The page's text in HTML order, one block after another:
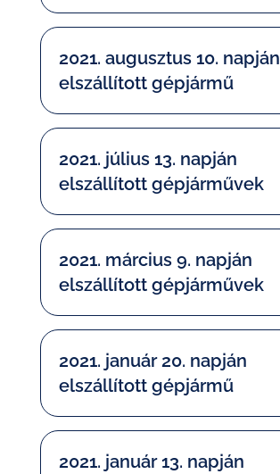
2021. augusztus 10. napján
elszállított gépjármű
2021. július 13. napján
elszállított gépjárművek
2021. március 9. napján
elszállított gépjárművek
2021. január 20. napján
elszállított gépjármű
2021. január 13. napján